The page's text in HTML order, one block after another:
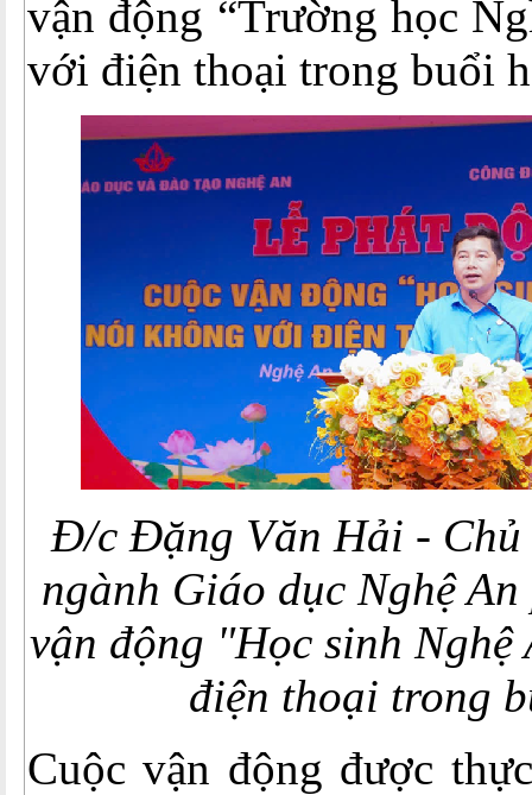
vận động “Trường học
với điện thoại trong buổi
Đ/c Đặng Văn Hải - Chủ
ngành Giáo dục Nghệ
vận động "Học sinh
điện thoại trong
Cuộc vận động được